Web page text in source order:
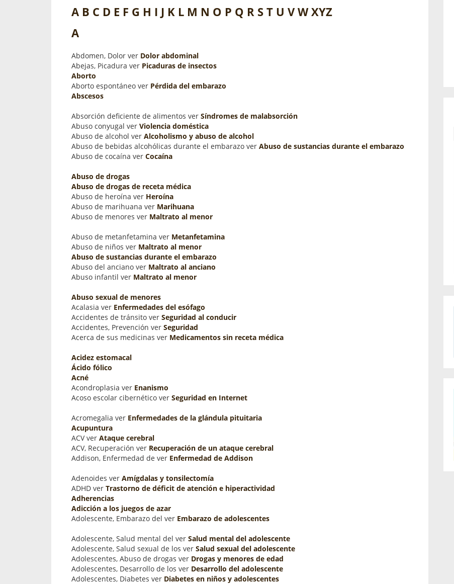
A B C D E F G H I J K L M N O P Q R ST U VWXYZ
A
Abdomen, Dolor ver Dolor abdominal
Abejas, Picadura ver Picaduras de insectos
Aborto
Aborto espontáneo ver Pérdida del embarazo
Abscesos
Absorción deficiente de alimentos ver Síndromes de malabsorción
Abuso conyugal ver Violencia doméstica
Abuso de alcohol ver Alcoholismo y abuso de alcohol
Abuso de bebidas alcohólicas durante el embarazo ver Abuso de sustancias durante el embarazo
Abuso de cocaína ver Cocaína
Abuso de drogas
Abuso de drogas de receta médica
Abuso de heroína ver Heroína
Abuso de marihuana ver Marihuana
Abuso de menores ver Maltrato al menor
Abuso de metanfetamina ver Metanfetamina
Abuso de niños ver Maltrato al menor
Abuso de sustancias durante el embarazo
Abuso del anciano ver Maltrato al anciano
Abuso infantil ver Maltrato al menor
Abuso sexual de menores
Acalasia ver Enfermedades del esófago
Accidentes de tránsito ver Seguridad al conducir
Accidentes, Prevención ver Seguridad
Acerca de sus medicinas ver Medicamentos sin receta médica
Acidez estomacal
Ácido fólico
Acné
Acondroplasia ver Enanismo
Acoso escolar cibernético ver Seguridad en Internet
Acromegalia ver Enfermedades de la glándula pituitaria
Acupuntura
ACV ver Ataque cerebral
ACV, Recuperación ver Recuperación de un ataque cerebral
Addison, Enfermedad de ver Enfermedad de Addison
Adenoides ver Amígdalas y tonsilectomía
ADHD ver Trastorno de déficit de atención e hiperactividad
Adherencias
Adicción a los juegos de azar
Adolescente, Embarazo del ver Embarazo de adolescentes
Adolescente, Salud mental del ver Salud mental del adolescente
Adolescente, Salud sexual de los ver Salud sexual del adolescente
Adolescentes, Abuso de drogas ver Drogas y menores de edad
Adolescentes, Desarrollo de los ver Desarrollo del adolescente
Adolescentes, Diabetes ver Diabetes en niños y adolescentes
sobre viajes al extranjero
embargo, estas son las...